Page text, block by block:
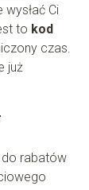
Ci
to kod
czas.
już
do rabatów